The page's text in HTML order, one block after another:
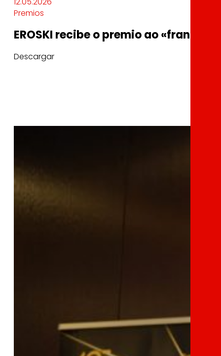
Premios
EROSKI recibe o premio ao
Descargar